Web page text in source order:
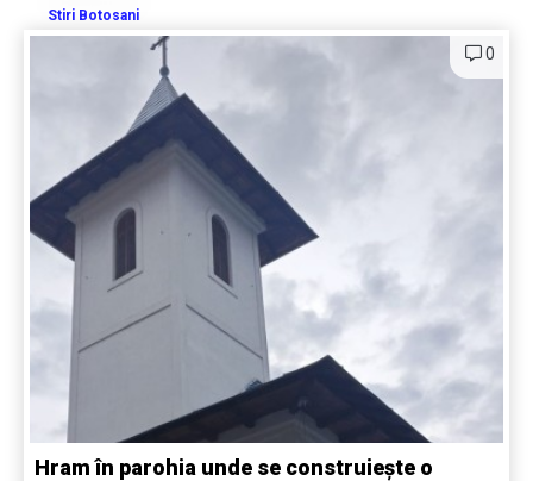
Stiri Botosani
0
Hram în parohia unde se construiește o